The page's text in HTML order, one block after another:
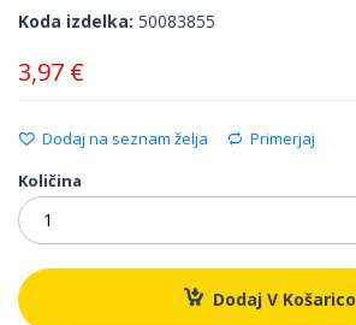
Koda izdelka 50083855
3,97 €
Dodaj na seznam želja
Primerjaj
Količina
Dodaj V Košarico